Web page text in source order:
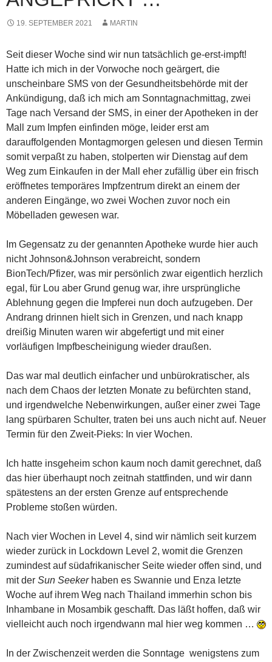
19. SEPTEMBER 2021 MARTIN
Seit dieser Woche sind wir nun tatsächlich ge-erst-impft!
Hatte ich mich in der Vorwoche noch geärgert, die
unscheinbare SMS von der Gesundheitsbehörde mit der
Ankündigung, daß ich mich am Sonntagnachmittag, zwei
Tage nach Versand der SMS, in einer der Apotheken in der
Mall zum Impfen einfinden möge, leider erst am
darauffolgenden Montagmorgen gelesen und diesen Termin
somit verpaßt zu haben, stolperten wir Dienstag auf dem
Weg zum Einkaufen in der Mall eher zufällig über ein frisch
eröffnetes temporäres Impfzentrum direkt an einem der
anderen Eingänge, wo zwei Wochen zuvor noch ein
Möbelladen gewesen war.
Im Gegensatz zu der genannten Apotheke wurde hier auch
nicht Johnson&Johnson verabreicht, sondern
BionTech/Pfizer, was mir persönlich zwar eigentlich herzlich
egal, für Lou aber Grund genug war, ihre ursprüngliche
Ablehnung gegen die Impferei nun doch aufzugeben. Der
Andrang drinnen hielt sich in Grenzen, und nach knapp
dreißig Minuten waren wir abgefertigt und mit einer
vorläufigen Impfbescheinigung wieder draußen.
Das war mal deutlich einfacher und unbürokratischer, als
nach dem Chaos der letzten Monate zu befürchten stand,
und irgendwelche Nebenwirkungen, außer einer zwei Tage
lang spürbaren Schulter, traten bei uns auch nicht auf. Neuer
Termin für den Zweit-Pieks: In vier Wochen.
Ich hatte insgeheim schon kaum noch damit gerechnet, daß
das hier überhaupt noch zeitnah stattfinden, und wir dann
spätestens an der ersten Grenze auf entsprechende
Probleme stoßen würden.
Nach vier Wochen in Level 4, sind wir nämlich seit kurzem
wieder zurück in Lockdown Level 2, womit die Grenzen
zumindest auf südafrikanischer Seite wieder offen sind, und
mit der Sun Seekerhaben es Swannie und Enza letzte
Woche auf ihrem Weg nach Thailand immerhin schon bis
Inhambane in Mosambik geschafft. Das läßt hoffen, daß wir
vielleicht auch noch irgendwann mal hier weg kommen …
In der Zwischenzeit werden die Sonntage wenigstens zum